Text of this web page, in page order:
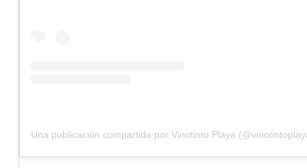
Una publicación compartida por Vinotinto Playa